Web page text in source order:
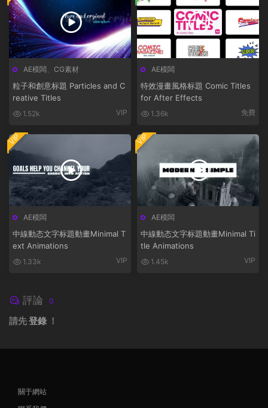
AE模闆 CG素材
粒子和創意标題 Particles and C
reative Titles
1.52k VIP
AE模闆
特效漫畫風格标題 Comic Titles
for After Effects
1.36k 免費
AE模闆
中線動态文字标題動畫Minimal T
ext Animations
1.33k VIP
VIP
AE模闆
中線動态文字标題動畫Minimal Ti
tle Animations
1.45k VIP
VIP
評論 0
請先登錄 ！
關于網站